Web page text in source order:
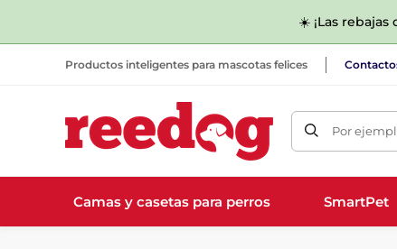
☀️ ¡Las
Productos inteligentes para mascotas felices
Por
Camas y casetas para perros SmartPet